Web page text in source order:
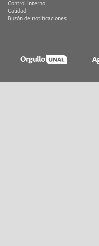
Control interno
Calidad
Buzón de notificaciones